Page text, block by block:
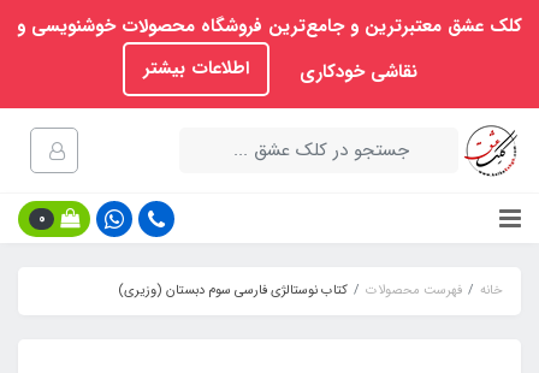
کلک عشق معتبرترین و جامع‌ترین فروشگاه محصولات خوشنویسی و
نقاشی خودکاری
اطلاعات بیشتر
0
خانه فهرست محصولات کتاب نوستالژی فارسی سوم دبستان (وزیری)